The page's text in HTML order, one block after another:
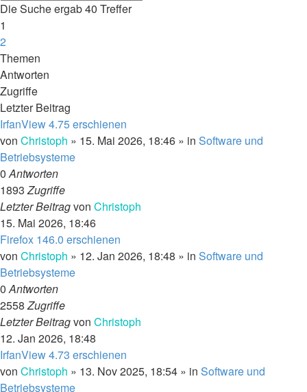
Die Suche ergab 40 Treffer
1
2
Nächste
Themen
Antworten
Zugriffe
Letzter Beitrag
IrfanView 4.75 erschienen
von Christoph » 15. Mai 2026, 18:46 » in Software und
Betriebsysteme
0Antworten
1893Zugriffe
Letzter Beitragvon Christoph
15. Mai 2026, 18:46
Firefox 146.0 erschienen
von Christoph » 12. Jan 2026, 18:48 » in Software und
Betriebsysteme
0Antworten
2558Zugriffe
Letzter Beitragvon Christoph
12. Jan 2026, 18:48
IrfanView 4.73 erschienen
von Christoph » 13. Nov 2025, 18:54 » in Software und
Betriebsysteme